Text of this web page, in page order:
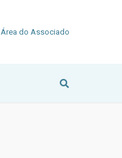
Área do Associado